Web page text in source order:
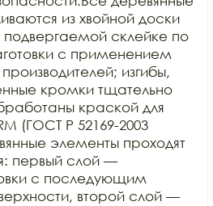
из хвойной доски
подвергаемой склейке по
с применением
изгибы,
кромки тщательно
краской для
(ГОСТ Р 52169-2003
элементы проходят
первый слой —
с последующим
второй слой —